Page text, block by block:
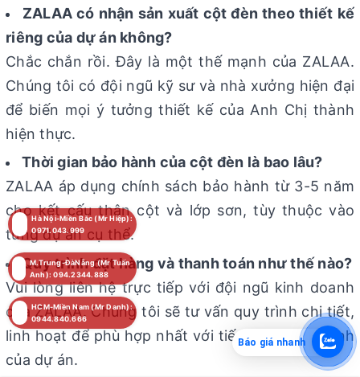
ZALAA có nhận sản xuất cột đèn theo thiết kế
riêng của dự án không?
Chắc chắn rồi. Đây là một thế mạnh của ZALAA.
Chúng tôi có đội ngũ kỹ sư và nhà xưởng hiện đại
để biến mọi ý tưởng thiết kế của Anh Chị thành
hiện thực.
Thời gian bảo hành của cột đèn là bao lâu?
ZALAA áp dụng chính sách bảo hành từ 3-5 năm
cho kết cấu thân cột và lớp sơn, tùy thuộc vào
từng dự án cụ thể.
Quy trình đặt hàng và thanh toán như thế nào?
Vui lòng liên hệ trực tiếp với đội ngũ kinh doanh
của ZALAA. Chúng tôi sẽ tư vấn quy trình chi tiết,
linh hoạt để phù hợp nhất với tiến độ và quy định
của dự án.
HCM-Miền Nam (Mr Danh):
0944.840.666
Hà Nội-Miền Bắc (Mr Hiệp):
0971.043.999
M.Trung-ĐàNẵng (Mr Tuấn
Anh): 094.2344.888
Báo giá nhanh